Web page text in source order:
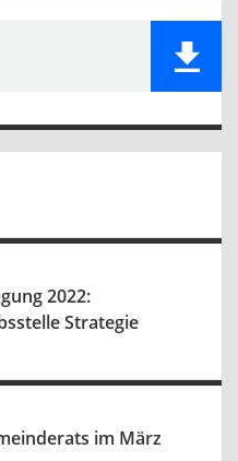
2022:
Strategie
im März